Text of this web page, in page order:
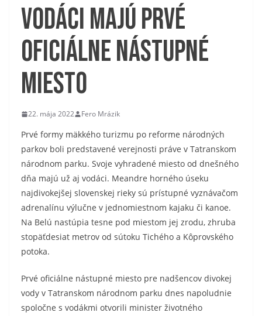
Vodáci majú prvé
oficiálne nástupné
miesto
22. mája 2022 Fero Mrázik
Prvé formy mäkkého turizmu po reforme národných
parkov boli predstavené verejnosti práve v Tatranskom
národnom parku. Svoje vyhradené miesto od dnešného
dňa majú už aj vodáci. Meandre horného úseku
najdivokejšej slovenskej rieky sú prístupné vyznávačom
adrenalínu výlučne v jednomiestnom kajaku či kanoe.
Na Belú nastúpia tesne pod miestom jej zrodu, zhruba
stopäťdesiat metrov od sútoku Tichého a Kôprovského
potoka.
Prvé oficiálne nástupné miesto pre nadšencov divokej
vody v Tatranskom národnom parku dnes napoludnie
spoločne s vodákmi otvorili minister životného